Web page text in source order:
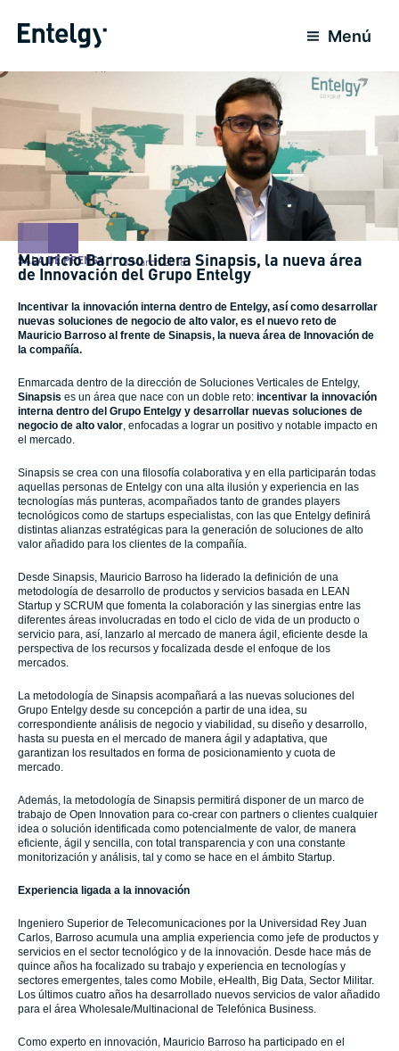
Menú
SALA DE PRENSA 13 March 2018
Mauricio Barroso lidera Sinapsis, la nueva área
de Innovación del Grupo Entelgy
Incentivar la innovación interna dentro de Entelgy, así como desarrollar
nuevas soluciones de negocio de alto valor, es el nuevo reto de
Mauricio Barroso al frente de Sinapsis, la nueva área de Innovación de
la compañía.
Enmarcada dentro de la dirección de Soluciones Verticales de Entelgy,
Sinapsis es un área que nace con un doble reto: incentivar la innovación
interna dentro del Grupo Entelgy y desarrollar nuevas soluciones de
negocio de alto valor, enfocadas a lograr un positivo y notable impacto en
el mercado.
Sinapsis se crea con una filosofía colaborativa y en ella participarán todas
aquellas personas de Entelgy con una alta ilusión y experiencia en las
tecnologías más punteras, acompañados tanto de grandes players
tecnológicos como de startups especialistas, con las que Entelgy definirá
distintas alianzas estratégicas para la generación de soluciones de alto
valor añadido para los clientes de la compañía.
Desde Sinapsis, Mauricio Barroso ha liderado la definición de una
metodología de desarrollo de productos y servicios basada en LEAN
Startup y SCRUM que fomenta la colaboración y las sinergias entre las
diferentes áreas involucradas en todo el ciclo de vida de un producto o
servicio para, así, lanzarlo al mercado de manera ágil, eficiente desde la
perspectiva de los recursos y focalizada desde el enfoque de los
mercados.
La metodología de Sinapsis acompañará a las nuevas soluciones del
Grupo Entelgy desde su concepción a partir de una idea, su
correspondiente análisis de negocio y viabilidad, su diseño y desarrollo,
hasta su puesta en el mercado de manera ágil y adaptativa, que
garantizan los resultados en forma de posicionamiento y cuota de
mercado.
Además, la metodología de Sinapsis permitirá disponer de un marco de
trabajo de Open Innovation para co-crear con partners o clientes cualquier
idea o solución identificada como potencialmente de valor, de manera
eficiente, ágil y sencilla, con total transparencia y con una constante
monitorización y análisis, tal y como se hace en el ámbito Startup.
Experiencia ligada a la innovación
Ingeniero Superior de Telecomunicaciones por la Universidad Rey Juan
Carlos, Barroso acumula una amplia experiencia como jefe de productos y
servicios en el sector tecnológico y de la innovación. Desde hace más de
quince años ha focalizado su trabajo y experiencia en tecnologías y
sectores emergentes, tales como Mobile, eHealth, Big Data, Sector Militar.
Los últimos cuatro años ha desarrollado nuevos servicios de valor añadido
para el área Wholesale/Multinacional de Telefónica Business.
Como experto en innovación, Mauricio Barroso ha participado en el